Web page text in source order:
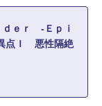
ｅｒ ‐Ｅｐｉ
点Ｉ 悪性隔絶